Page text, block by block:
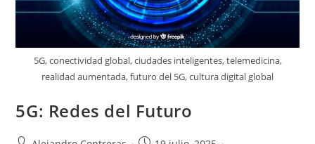
5G, conectividad global, ciudades inteligentes, telemedicina,
realidad aumentada, futuro del 5G, cultura digital global
5G: Redes del Futuro